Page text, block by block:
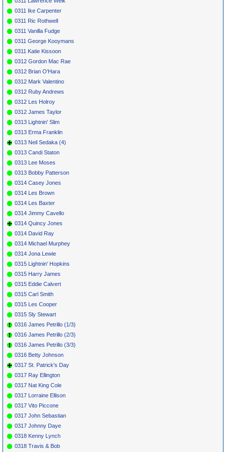
0311 Ike Carpenter
0311 Ric Rothwell
0311 Vanilla Fudge
0311 George Kooymans
0311 Katie Kissoon
0312 Gordon Mac Rae
0312 Brian O'Hara
0312 Mark Valentino
0312 Ruby Andrews
0312 Les Holroy
0312 James Taylor
0313 Lightnin' Slim
0313 Erma Franklin
0313 Neil Sedaka (4)
0313 Candi Staton
0313 Lee Moses
0313 Bobby Patterson
0314 Casey Jones
0314 Les Brown
0314 Les Baxter
0314 Jimmy Cavello
0314 Quincy Jones
0314 David Ray
0314 Michael Murphey
0314 Jona Lewie
0315 Lightnin' Hopkins
0315 Harry James
0315 Eddie Calvert
0315 Carl Smith
0315 Les Cooper
0315 Sly Stewart
0316 James Petrillo (1/3)
0316 James Petrillo (2/3)
0316 James Petrillo (3/3)
0316 Betty Johnson
0317 St. Patrick's Day
0317 Ray Ellington
0317 Nat King Cole
0317 Lorraine Ellison
0317 Vito Piccone
0317 John Sebastian
0317 Johnny Daye
0318 Kenny Lynch
0318 Travis & Bob